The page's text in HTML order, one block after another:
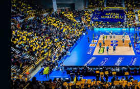
11a Giornata di Andata
Sabato 10 dicembre 2022, ore
Top Volley Cisterna – WithU
Diretta RAI Sport e